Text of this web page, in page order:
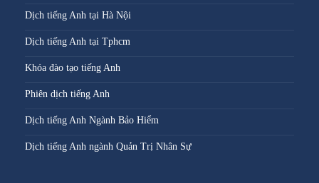
Dịch tiếng Anh tại Hà Nội
Dịch tiếng Anh tại Tphcm
Khóa đào tạo tiếng Anh
Phiên dịch tiếng Anh
Dịch tiếng Anh Ngành Bảo Hiểm
Dịch tiếng Anh ngành Quản Trị Nhân Sự